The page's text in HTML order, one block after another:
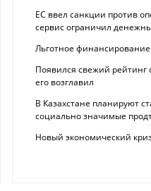
ЕС ввел санкции против
сервис ограничил
Льготное
Появился свежий рейтинг
его возглавил
В Казахстане планируют
социально значимые
Новый экономический